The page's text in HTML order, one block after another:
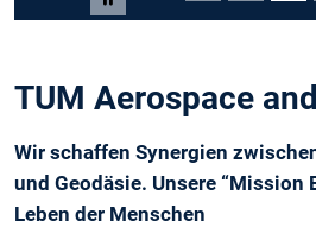
Carousel pausieren
TUM Aerospace
Wir schaffen Synergien
und Geodäsie. Unsere “Mission
Leben der Menschen